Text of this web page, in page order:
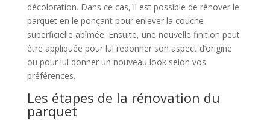
décoloration. Dans ce cas, il est possible de rénover le
parquet en le ponçant pour enlever la couche
superficielle abîmée. Ensuite, une nouvelle finition peut
être appliquée pour lui redonner son aspect d’origine
ou pour lui donner un nouveau look selon vos
préférences.
Les étapes de la rénovation du
parquet